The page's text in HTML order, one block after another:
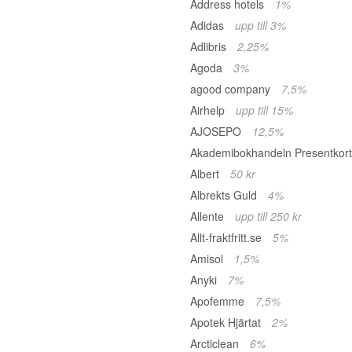
Address hotels
1%
Adidas
upp till 3%
Adlibris
2,25%
Agoda
3%
agood company
7,5%
Airhelp
upp till 15%
AJOSEPO
12,5%
Akademibokhandeln
Albert
50 kr
Albrekts Guld
4%
Allente
upp till 250 kr
Allt-fraktfritt.se
5%
Amisol
1,5%
Anyki
7%
Apofemme
7,5%
Apotek Hjärtat
2%
Arcticlean
6%